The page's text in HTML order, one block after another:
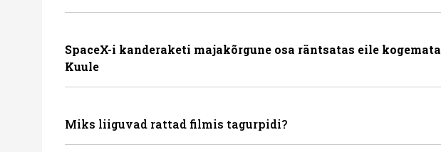
SpaceX-i kanderaketi majakõrgune osa räntsatas eile kogemata
Kuule
Miks liiguvad rattad filmis tagurpidi?